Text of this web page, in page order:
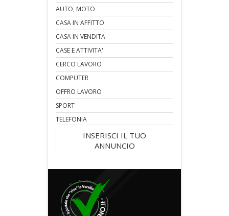
AUTO, MOTO
CASA IN AFFITTO
CASA IN VENDITA
CASE E ATTIVITA'
CERCO LAVORO
COMPUTER
OFFRO LAVORO
SPORT
TELEFONIA
INSERISCI IL TUO
ANNUNCIO